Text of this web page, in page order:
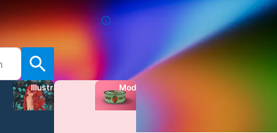
Illustrations Modèles
Téléchargements
24
Ajouter un avis
Signaler un problème
Autres applis